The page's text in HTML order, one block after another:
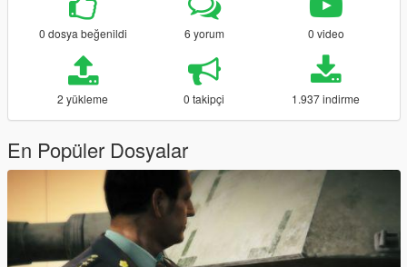
0 dosya beğenildi 6 yorum 0 video
2 yükleme 0 takipçi 1.937 indirme
En Popüler Dosyalar